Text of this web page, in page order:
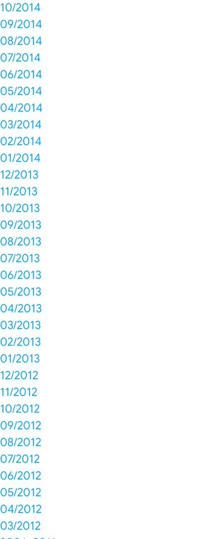
10/2014
09/2014
08/2014
07/2014
06/2014
05/2014
04/2014
03/2014
02/2014
01/2014
12/2013
11/2013
10/2013
09/2013
08/2013
07/2013
06/2013
05/2013
04/2013
03/2013
02/2013
01/2013
12/2012
11/2012
10/2012
09/2012
08/2012
07/2012
06/2012
05/2012
04/2012
03/2012